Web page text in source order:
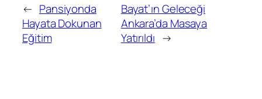
← Pansiyonda
Hayata Dokunan
Eğitim
Bayat’ın Geleceği
Ankara’da Masaya
Yatırıldı →